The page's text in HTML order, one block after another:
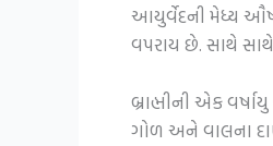
આયુર્વેદની મેધ્ય
વપરાય છે. સાથે
બ્રાહ્મીની એક
ગોળ અને વાલના